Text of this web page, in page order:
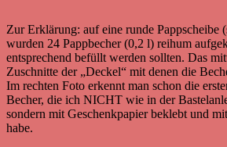
Zur Erklärung: auf eine runde Pappscheibe
wurden 24 Pappbecher (0,2 l) reihum
entsprechend befüllt werden sollten. Das
Zuschnitte der „Deckel“ mit denen die
Im rechten Foto erkennt man schon die
Becher, die ich NICHT wie in der
sondern mit Geschenkpapier beklebt und
habe.